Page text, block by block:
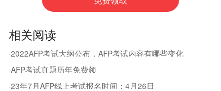
相关阅读
·2022AFP考试大纲公布，AFP考试内容有哪些变化
·AFP考试真题历年免费领
·23年7月AFP线上考试报名时间：4月26日